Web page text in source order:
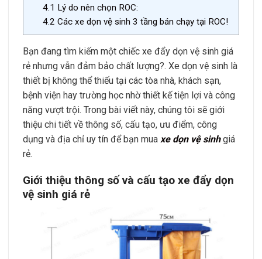
4.1 Lý do nên chọn ROC:
4.2 Các xe dọn vệ sinh 3 tầng bán chạy tại ROC!
Bạn đang tìm kiếm một chiếc xe đẩy dọn vệ sinh giá
rẻ nhưng vẫn đảm bảo chất lượng?. Xe dọn vệ sinh là
thiết bị không thể thiếu tại các tòa nhà, khách sạn,
bệnh viện hay trường học nhờ thiết kế tiện lợi và công
năng vượt trội. Trong bài viết này, chúng tôi sẽ giới
thiệu chi tiết về thông số, cấu tạo, ưu điểm, công
dụng và địa chỉ uy tín để bạn mua xe dọn vệ sinhgiá
rẻ.
Giới thiệu thông số và cấu tạo xe đẩy dọn
vệ sinh giá rẻ